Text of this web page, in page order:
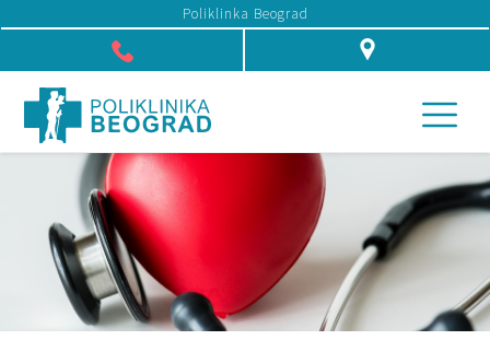
Poliklinka Beograd